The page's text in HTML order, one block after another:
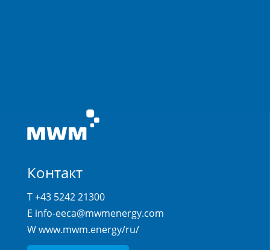
Контакт
T +43 5242 21300
E info-eeca@mwmenergy.com
Wwww.mwm.energy/ru/